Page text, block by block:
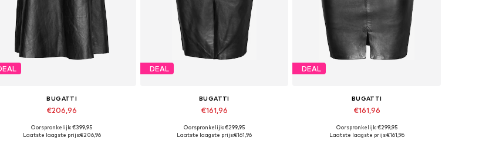
BUGATTI
€206,96
Beschikbaar in vele maten
Oorspronkelijk: €399,95
Laatste laagste prijs:€206,96
DEAL
BUGATTI
€161,96
Beschikbaar in vele maten
Oorspronkelijk: €299,95
Laatste laagste prijs:€161,96
DEAL
BUGATTI
€161,96
Beschikbaar in vele maten
Oorspronkelijk: €299,95
Laatste laagste prijs:€161,96